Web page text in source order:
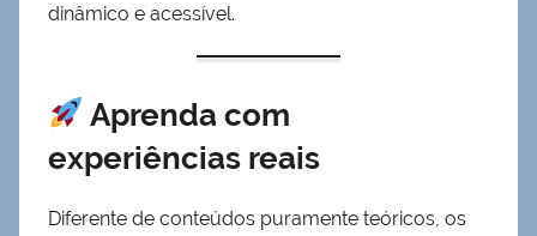
dinâmico e acessível.
Aprenda com
experiências reais
Diferente de conteúdos puramente teóricos, os